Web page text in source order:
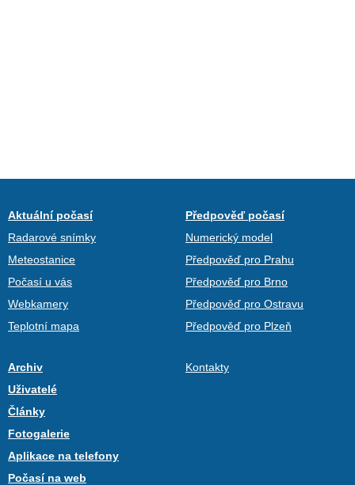
Aktuální počasí
Radarové snímky
Meteostanice
Počasí u vás
Webkamery
Teplotní mapa
Předpověď počasí
Numerický model
Předpověď pro Prahu
Předpověď pro Brno
Předpověď pro Ostravu
Předpověď pro Plzeň
Archiv
Uživatelé
Články
Fotogalerie
Aplikace na telefony
Počasí na web
Kontakty